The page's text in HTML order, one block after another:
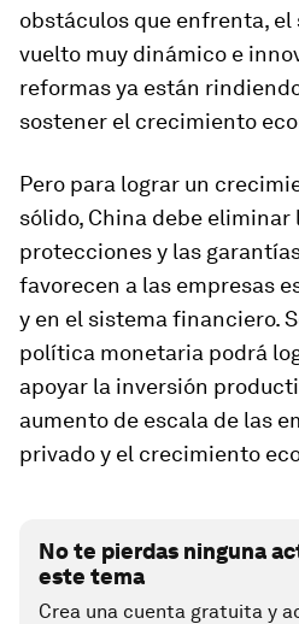
obstáculos que enfrenta, el
vuelto muy dinámico e
reformas ya están
sostener el crecimiento
Pero para lograr un
sólido, China debe eliminar
protecciones y las
favorecen a las empresas
y en el sistema financiero.
política monetaria podrá
apoyar la inversión
aumento de escala de las
privado y el crecimiento
No te pierdas ninguna
este tema
Crea una cuenta gratuita y